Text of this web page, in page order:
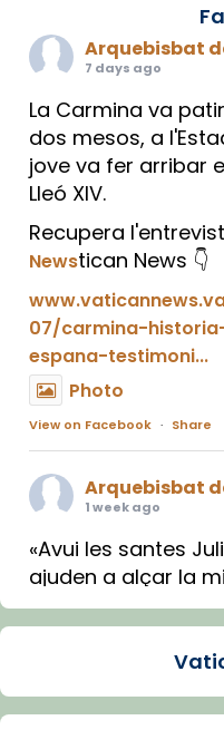
Arquebisbat
7 days ago
La Carmina va
dos mesos, a
jove va fer arribar
Lleó XIV.
Recupera
Newstican News 👇
07/carmina-
espana-testimoni...
Photo
View on Facebook · Share
Arquebisbat
1 week ago
«Avui les santes
ajuden a alçar la
Mons. Sergi
Santes de Mataró.
🔗tinyurl.com/